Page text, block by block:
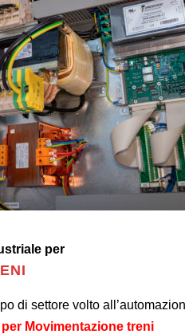
per
di settore volto
Movimentazione treni